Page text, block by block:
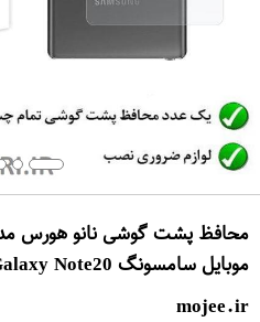
موبایل سامسونگ Galaxy Note20
mojee.ir